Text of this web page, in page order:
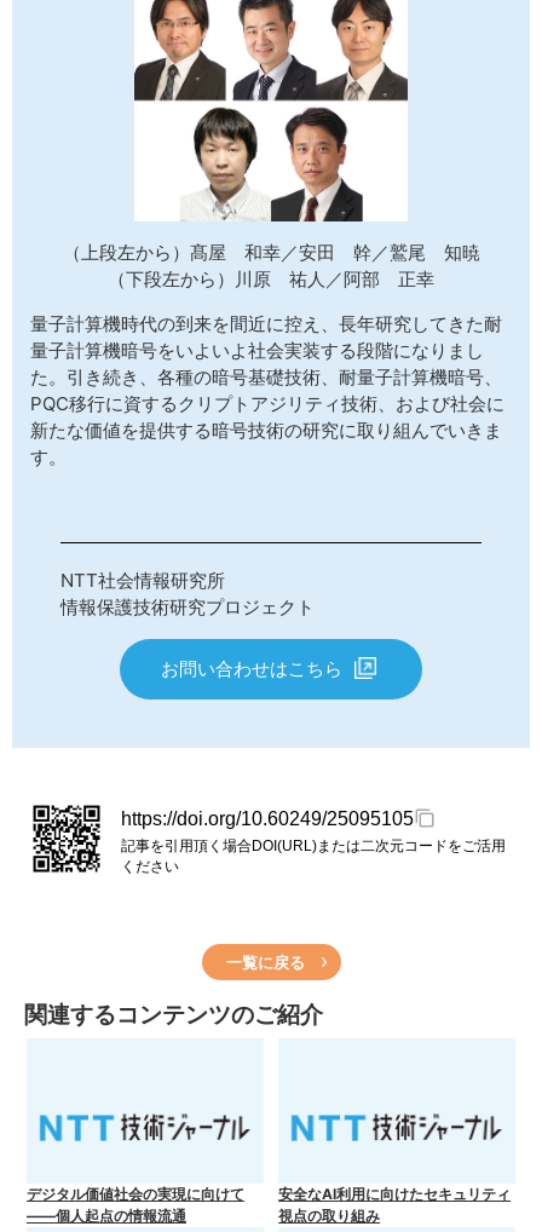
（上段左から）髙屋 和幸／安田 幹／鷲尾 知暁
（下段左から）川原 祐人／阿部 正幸
量子計算機時代の到来を間近に控え、長年研究してきた耐
量子計算機暗号をいよいよ社会実装する段階になりまし
た。引き続き、各種の暗号基礎技術、耐量子計算機暗号、
PQC移行に資するクリプトアジリティ技術、および社会に
新たな価値を提供する暗号技術の研究に取り組んでいきま
す。
NTT社会情報研究所
情報保護技術研究プロジェクト
お問い合わせはこちら
https://doi.org/10.60249/25095105
記事を引用頂く場合DOI(URL)または二次元コードをご活用
ください
一覧に戻る
関連するコンテンツのご紹介
デジタル価値社会の実現に向けて
――個人起点の情報流通
安全なAI利用に向けたセキュリティ
視点の取り組み